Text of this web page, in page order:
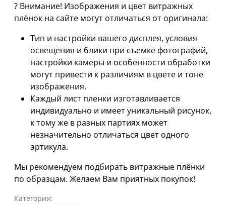
? Внимание! Изображения и цвет витражных
плёнок на сайте могут отличаться от оригинала:
Тип и настройки вашего дисплея, условия
освещения и блики при съемке фотографий,
настройки камеры и особенности обработки
могут привести к различиям в цвете и тоне
изображения.
Каждый лист пленки изготавливается
индивидуально и имеет уникальный рисунок,
к тому же в разных партиях может
незначительно отличаться цвет одного
артикула.
Мы рекомендуем подбирать витражные плёнки
по образцам. Желаем Вам приятных покупок!
Категории: